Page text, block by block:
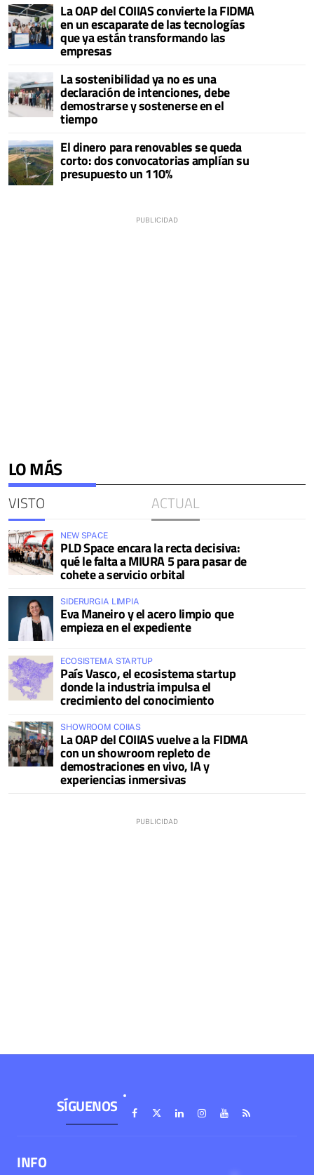
La OAP del COIIAS convierte la FIDMA
en un escaparate de las tecnologías
que ya están transformando las
empresas
La sostenibilidad ya no es una
declaración de intenciones, debe
demostrarse y sostenerse en el
tiempo
El dinero para renovables se queda
corto: dos convocatorias amplían su
presupuesto un 110%
LO MÁS
VISTO ACTUAL
NEW SPACE
PLD Space encara la recta decisiva:
qué le falta a MIURA 5 para pasar de
cohete a servicio orbital
SIDERURGIA LIMPIA
Eva Maneiro y el acero limpio que
empieza en el expediente
ECOSISTEMA STARTUP
País Vasco, el ecosistema startup
donde la industria impulsa el
crecimiento del conocimiento
SHOWROOM COIIAS
La OAP del COIIAS vuelve a la FIDMA
con un showroom repleto de
demostraciones en vivo, IA y
experiencias inmersivas
SÍGUENOS
INFO